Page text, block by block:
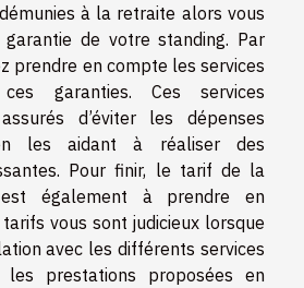
à la retraite alors vous
de votre standing. Par
prendre en compte les services
garanties. Ces services
d’éviter les dépenses
les aidant à réaliser des
Pour finir, le tarif de la
également à prendre en
tarifs vous sont judicieux lorsque
avec les différents services
prestations proposées en